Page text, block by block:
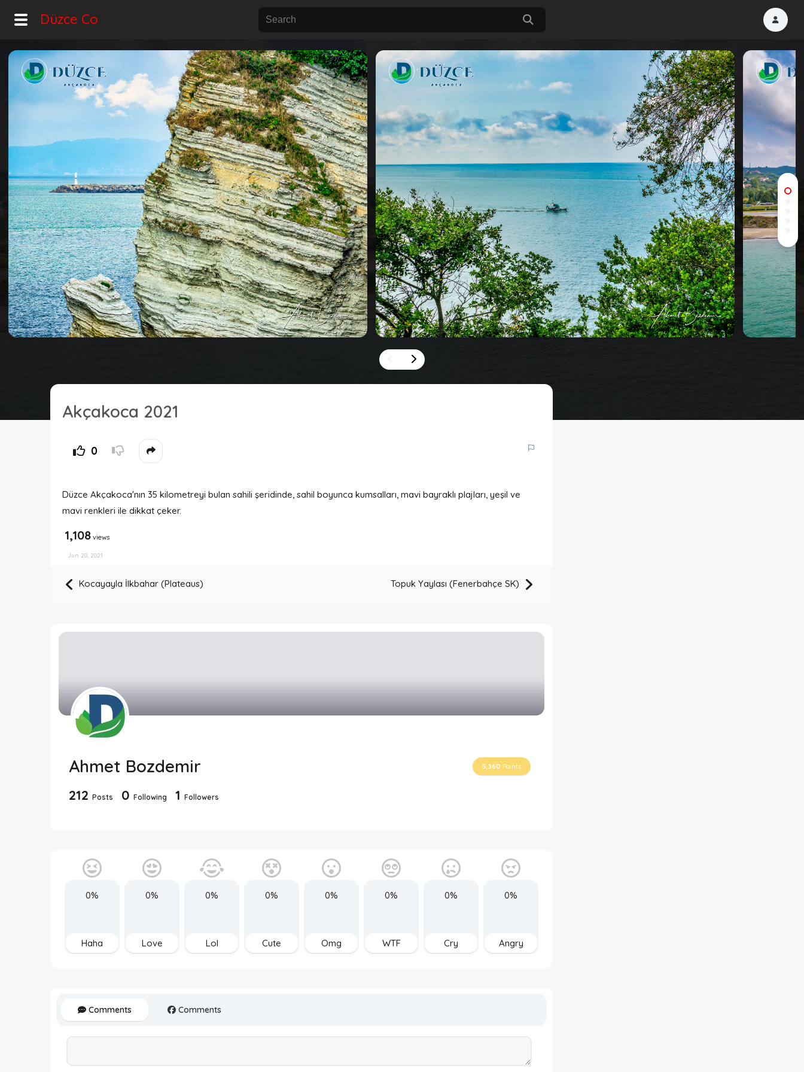
Düzce Co
Home
Hot!
Night Mode
Akçakoca 2021
0
Düzce Akçakoca'nın 35 kilometreyi bulan sahili şeridinde, sahil boyunca kumsalları, mavi bayraklı plajları, yeşil ve
mavi renkleri ile dikkat çeker.
1,108 views
Jun 20, 2021
Kocayayla İlkbahar (Plateaus) Topuk Yaylası (Fenerbahçe SK)
Ahmet Bozdemir 5,360 Points
212 Posts 0 Following 1 Followers
0%
Haha
0%
Love
0%
Lol
0%
Cute
0%
Omg
0%
WTF
0%
Cry
0%
Angry
Comments Comments